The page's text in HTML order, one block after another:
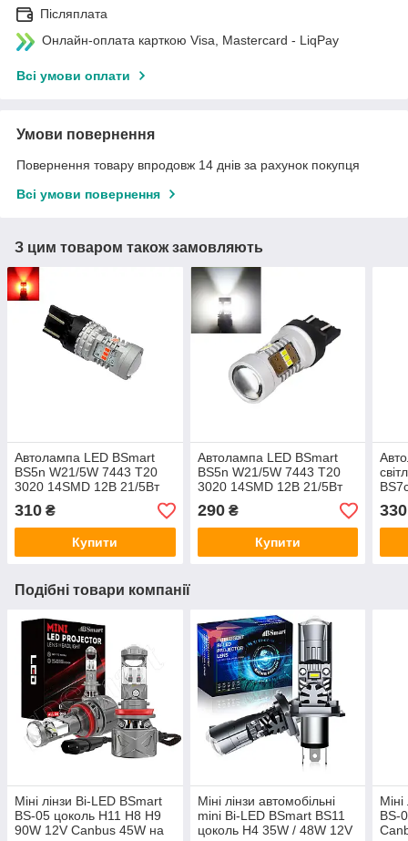
Післяплата
Онлайн-оплата карткою Visa, Mastercard - LiqPay
Всі умови оплати
Умови повернення
Повернення товару впродовж 14 днів за рахунок покупця
Всі умови повернення
З цим товаром також замовляють
Автолампа LED BSmart
BS5n W21/5W 7443 T20
3020 14SMD 12В 21/5Вт
Canbus Червона
310 ₴
Купити
Автолампа LED BSmart
BS5n W21/5W 7443 T20
3020 14SMD 12В 21/5Вт
Canbus Біла
290₴
Купити
12В
330
Подібні товари компанії
Міні лінзи Bi-LED BSmart
BS-05 цоколь H11 H8 H9
90W 12V Canbus 45W на
Міні лінзи автомобільні
mini Bi-LED BSmart BS11
цоколь H4 35W / 48W 12V
BS-